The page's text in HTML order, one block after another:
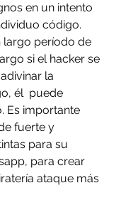
en un intento
código.
largo período de
si el hacker se
la
él  puede
Es importante
fuerte y
para su
para crear
ataque más